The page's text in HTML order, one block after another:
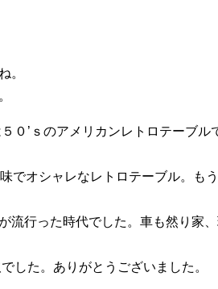
。
’ｓのアメリカンレトロテーブル
でオシャレなレトロテーブル。も
流行った時代でした。車も然り家
した。ありがとうございました。